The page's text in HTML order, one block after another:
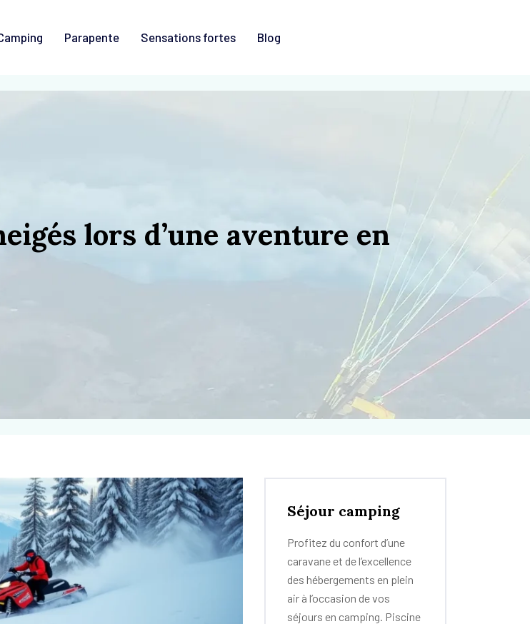
Parapente Sensations fortes Blog
lors d’une aventure en
Séjour camping
Profitez du confort d’une
caravane et de l’excellence
des hébergements en plein
air à l’occasion de vos
séjours en camping. Piscine